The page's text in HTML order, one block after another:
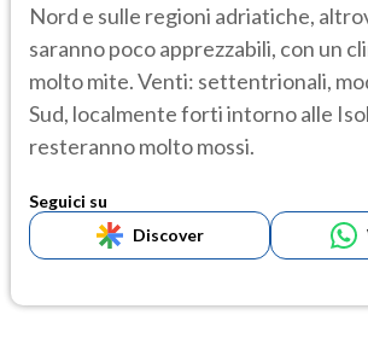
Nord e sulle regioni adriatiche,
saranno poco apprezzabili, con un
molto mite. Venti: settentrionali,
Sud, localmente forti intorno alle
resteranno molto mossi.
Seguici su
Discover